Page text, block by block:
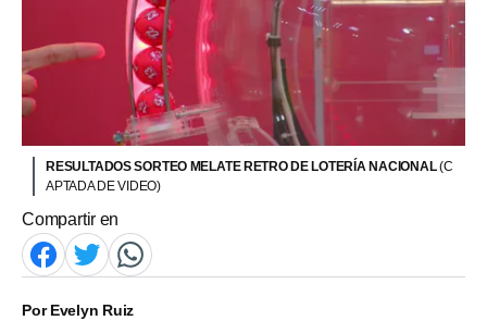
RESULTADOS SORTEO MELATE RETRO DE LOTERÍA NACIONAL(C
APTADA DE VIDEO)
Compartir en
PorEvelyn Ruiz